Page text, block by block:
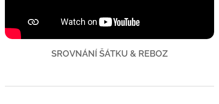
SROVNÁNÍ ŠÁTKU & REBOZ